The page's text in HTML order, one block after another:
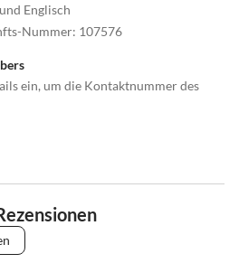
Englisch
Nummer: 107576
ein, um die Kontaktnummer des